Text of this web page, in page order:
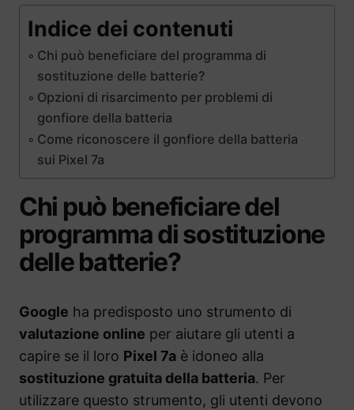
Indice dei contenuti
Chi può beneficiare del programma di
sostituzione delle batterie?
Opzioni di risarcimento per problemi di
gonfiore della batteria
Come riconoscere il gonfiore della batteria
sui Pixel 7a
Chi può beneficiare del
programma di sostituzione
delle batterie?
Google ha predisposto uno strumento di
valutazione online per aiutare gli utenti a
capire se il loro Pixel 7a è idoneo alla
sostituzione gratuita della batteria. Per
utilizzare questo strumento, gli utenti devono